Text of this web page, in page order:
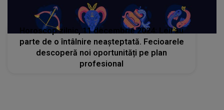
Horoscop zilnic, 11 decembrie 2024: Leii au
parte de o întâlnire neașteptată. Fecioarele
descoperă noi oportunități pe plan
profesional